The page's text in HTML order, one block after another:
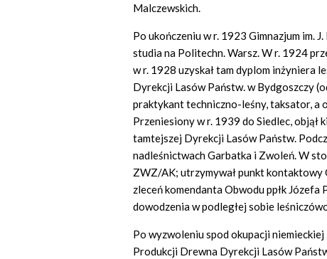
Malczewskich.
Po ukończeniu w r. 1923 Gimnazjum im.
studia na Politechn. Warsz. W r. 1924
w r. 1928 uzyskał tam dyplom inżyniera
Dyrekcji Lasów Państw. w Bydgoszczy
praktykant techniczno-leśny, taksator, a
Przeniesiony w r. 1939 do Siedlec, objął
tamtejszej Dyrekcji Lasów Państw.
nadleśnictwach Garbatka i Zwoleń. W
ZWZ/AK; utrzymywał punkt kontaktowy
zleceń komendanta Obwodu ppłk
dowodzenia w podległej sobie
Po wyzwoleniu spod okupacji
Produkcji Drewna Dyrekcji Lasów